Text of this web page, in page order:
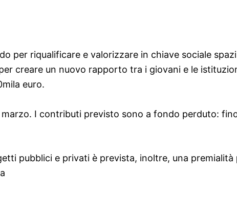
per riqualificare e valorizzare in chiave sociale
creare un nuovo rapporto tra i giovani e le
euro.
I contributi previsto sono a fondo perduto:
pubblici e privati è prevista, inoltre, una premialità